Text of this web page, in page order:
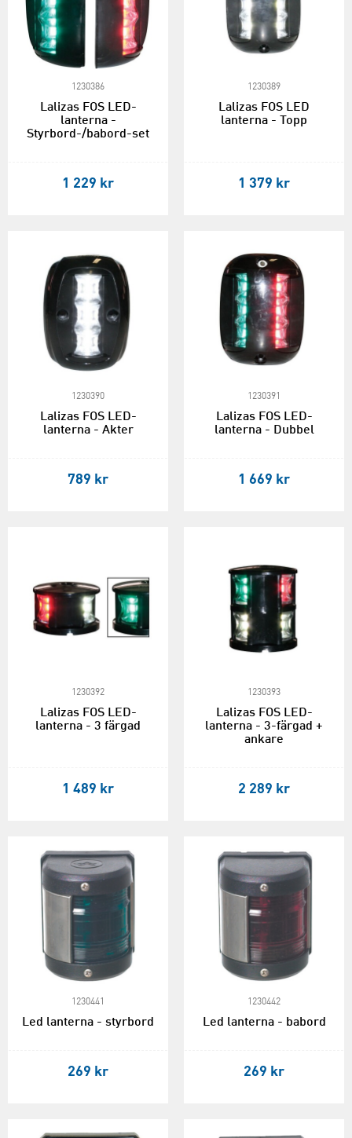
1230386
Lalizas FOS LED-
lanterna -
Styrbord-/babord-set
1 229 kr
1230389
Lalizas FOS LED
lanterna - Topp
1 379 kr
1230390
Lalizas FOS LED-
lanterna - Akter
789 kr
1230391
Lalizas FOS LED-
lanterna - Dubbel
1 669 kr
1230392
Lalizas FOS LED-
lanterna - 3 färgad
1 489 kr
1230393
Lalizas FOS LED-
lanterna - 3-färgad +
ankare
2 289 kr
1230441
Led lanterna - styrbord
269 kr
1230442
Led lanterna - babord
269 kr